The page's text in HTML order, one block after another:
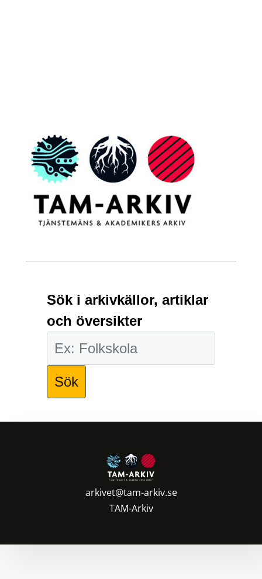
Sök i arkivkällor, artiklar
och översikter
arkivet@tam-arkiv.se
TAM-Arkiv